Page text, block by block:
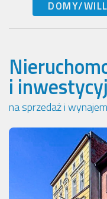
DOMY/
i
na sprzedaż i wynajem